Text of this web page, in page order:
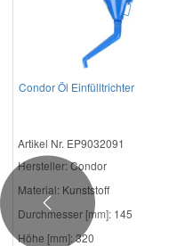
Condor Öl Einfülltrichter
Artikel Nr. EP9032091
Hersteller: Condor
Material: Kunststoff
Durchmesser [mm]: 145
Höhe [mm]: 320
Previous
Hyundai Ersatzteile
Jeep Ersatzteile
Lancia Ersatzteile
Mazda Ersatzteile